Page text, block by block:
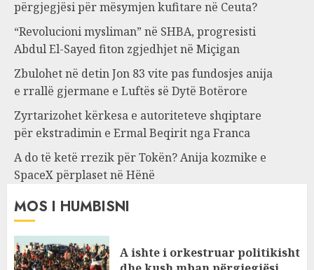
përgjegjësi për mësymjen kufitare në Ceuta?
“Revolucioni mysliman” në SHBA, progresisti
Abdul El-Sayed fiton zgjedhjet në Miçigan
Zbulohet në detin Jon 83 vite pas fundosjes anija
e rrallë gjermane e Luftës së Dytë Botërore
Zyrtarizohet kërkesa e autoriteteve shqiptare
për ekstradimin e Ermal Beqirit nga Franca
A do të ketë rrezik për Tokën? Anija kozmike e
SpaceX përplaset në Hënë
MOS I HUMBISNI
A ishte i orkestruar politikisht